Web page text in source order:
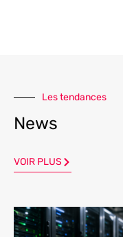
Les tendances
News
VOIR PLUS